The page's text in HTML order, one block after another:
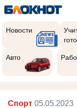
Новости
Авто
Спорт 05.05.2023